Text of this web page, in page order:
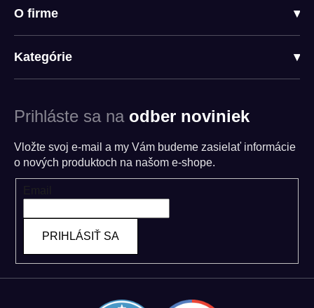
O firme ▾
Kategórie ▾
Prihláste sa na odber noviniek
Vložte svoj e-mail a my Vám budeme zasielať informácie
o nových produktoch na našom e-shope.
PRIHLÁSIŤ SA